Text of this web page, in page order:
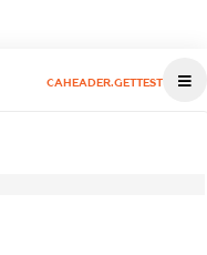
CAHEADER.GETTEST